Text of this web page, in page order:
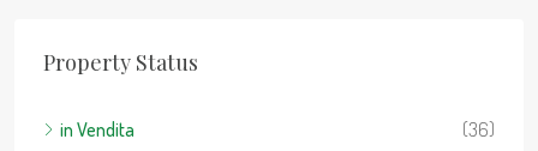
Property Status
in Vendita
(36)